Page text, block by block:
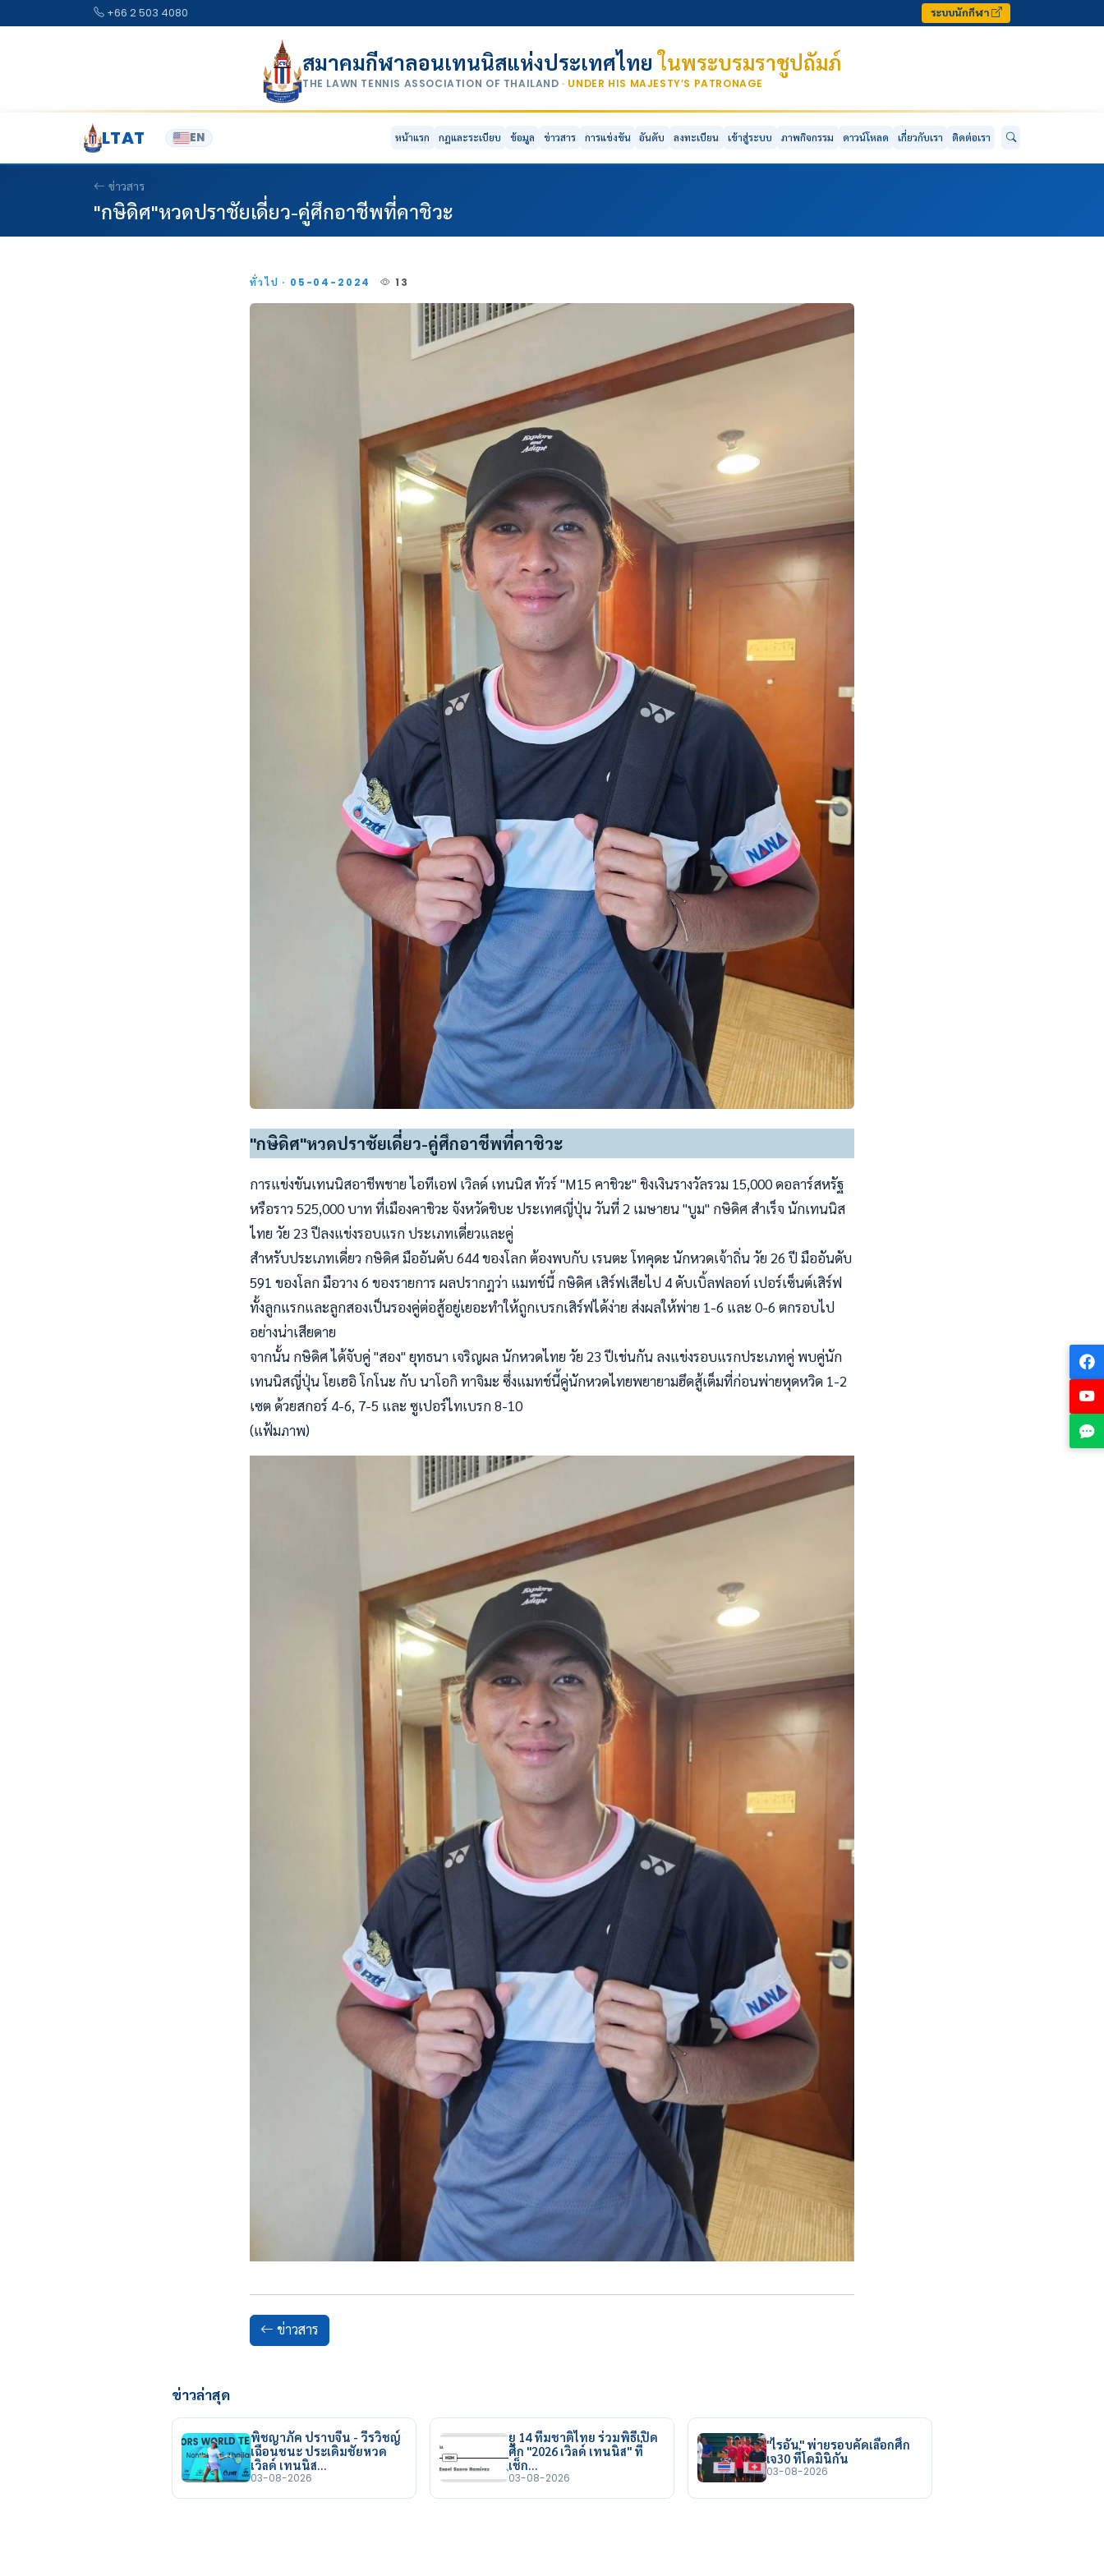
+66 2 503 4080 ระบบนักกีฬา
สมาคมกีฬาลอนเทนนิสแห่งประเทศไทยในพระบรมราชูปถัมภ์
THE LAWN TENNIS ASSOCIATION OF THAILAND · UNDER HIS MAJESTY’S PATRONAGE
LTAT EN หน้าแรก กฎและระเบียบ ข้อมูล ข่าวสาร การแข่งขัน อันดับ ลงทะเบียน เข้าสู่ระบบ ภาพกิจกรรม ดาวน์โหลด เกี่ยวกับเรา ติดต่อเรา
ข่าวสาร
"กษิดิศ"หวดปราชัยเดี่ยว-คู่ศึกอาชีพที่คาชิวะ
ทั่วไป · 05-04-2024 13
"กษิดิศ"หวดปราชัยเดี่ยว-คู่ศึกอาชีพที่คาชิวะ
การแข่งขันเทนนิสอาชีพชาย ไอทีเอฟ เวิลด์ เทนนิส ทัวร์ "M15 คาชิวะ" ชิงเงินรางวัลรวม 15,000 ดอลาร์สหรัฐ
หรือราว 525,000 บาท ที่เมืองคาชิวะ จังหวัดชิบะ ประเทศญี่ปุ่น วันที่ 2 เมษายน "บูม" กษิดิศ สำเร็จ นักเทนนิส
ไทย วัย 23 ปีลงแข่งรอบแรก ประเภทเดี่ยวและคู่
สำหรับประเภทเดี่ยว กษิดิศ มืออันดับ 644 ของโลก ต้องพบกับ เรนตะ โทคุดะ นักหวดเจ้าถิ่น วัย 26 ปี มืออันดับ
591 ของโลก มือวาง 6 ของรายการ ผลปรากฎว่า แมทช์นี้ กษิดิศ เสิร์ฟเสียไป 4 ดับเบิ้ลฟลอท์ เปอร์เซ็นต์เสิร์ฟ
ทั้งลูกแรกและลูกสองเป็นรองคู่ต่อสู้อยู่เยอะทำให้ถูกเบรกเสิร์ฟได้ง่าย ส่งผลให้พ่าย 1-6 และ 0-6 ตกรอบไป
อย่างน่าเสียดาย
จากนั้น กษิดิศ ได้จับคู่ "สอง" ยุทธนา เจริญผล นักหวดไทย วัย 23 ปีเช่นกัน ลงแข่งรอบแรกประเภทคู่ พบคู่นัก
เทนนิสญี่ปุ่น โยเฮอิ โกโนะ กับ นาโอกิ ทาจิมะ ซึ่งแมทช์นี้คู่นักหวดไทยพยายามฮึดสู้เต็มที่ก่อนพ่ายหุดหวิด 1-2
เซต ด้วยสกอร์ 4-6, 7-5 และ ซูเปอร์ไทเบรก 8-10
(แฟ้มภาพ)
ข่าวสาร
ข่าวล่าสุด
พิชญาภัค ปราบจีน - วีรวิชญ์
เฉือนชนะ ประเดิมชัยหวด
เวิลด์ เทนนิส…
03-08-2026
ยู 14 ทีมชาติไทย ร่วมพิธีเปิด
ศึก "2026 เวิลด์ เทนนิส" ที่
เช็ก…
03-08-2026
"ไรอัน" พ่ายรอบคัดเลือกศึก
เจ30 ที่โดมินิกัน
03-08-2026